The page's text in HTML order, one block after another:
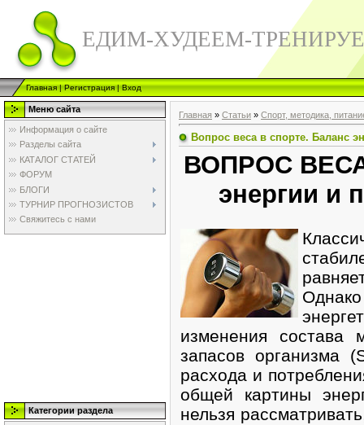
ЕДИМ-ХУДЕЕМ-
Главная|Регистрация|Вход
Меню сайта
Информация о сайте
Разделы сайта
КАТАЛОГ СТАТЕЙ
ФОРУМ
БЛОГИ
ТУРНИР ПРОГНОЗИСТОВ
Свяжитесь с нами
Категории раздела
Главная » Статьи » Спорт, методика,
Вопрос веса в спорте. Баланс
ВОПРОС
энергии и
изменения состава
запасов организма
расхода и
общей картины
нельзя